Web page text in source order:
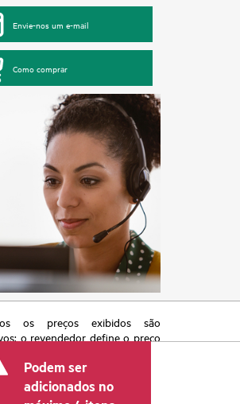
Envie-nos um e-mail
Como comprar
os preços exibidos são
o revendedor define o preço
IVA/imposto sobre vendas e
preço transacional definido
pode variar em relação
Podem ser
adicionados no